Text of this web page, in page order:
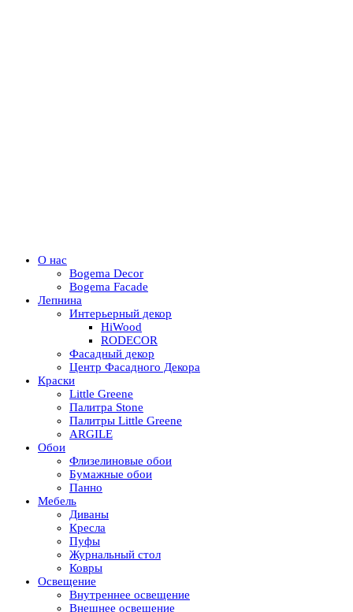
О нас
Bogema Decor
Bogema Facade
Лепнина
Интерьерный декор
HiWood
RODECOR
Фасадный декор
Центр Фасадного Декора
Краски
Little Greene
Палитра Stone
Палитры Little Greene
ARGILE
Обои
Флизелиновые обои
Бумажные обои
Панно
Мебель
Диваны
Кресла
Пуфы
Журнальный стол
Ковры
Освещение
Внутреннее освещение
Внешнее освещение